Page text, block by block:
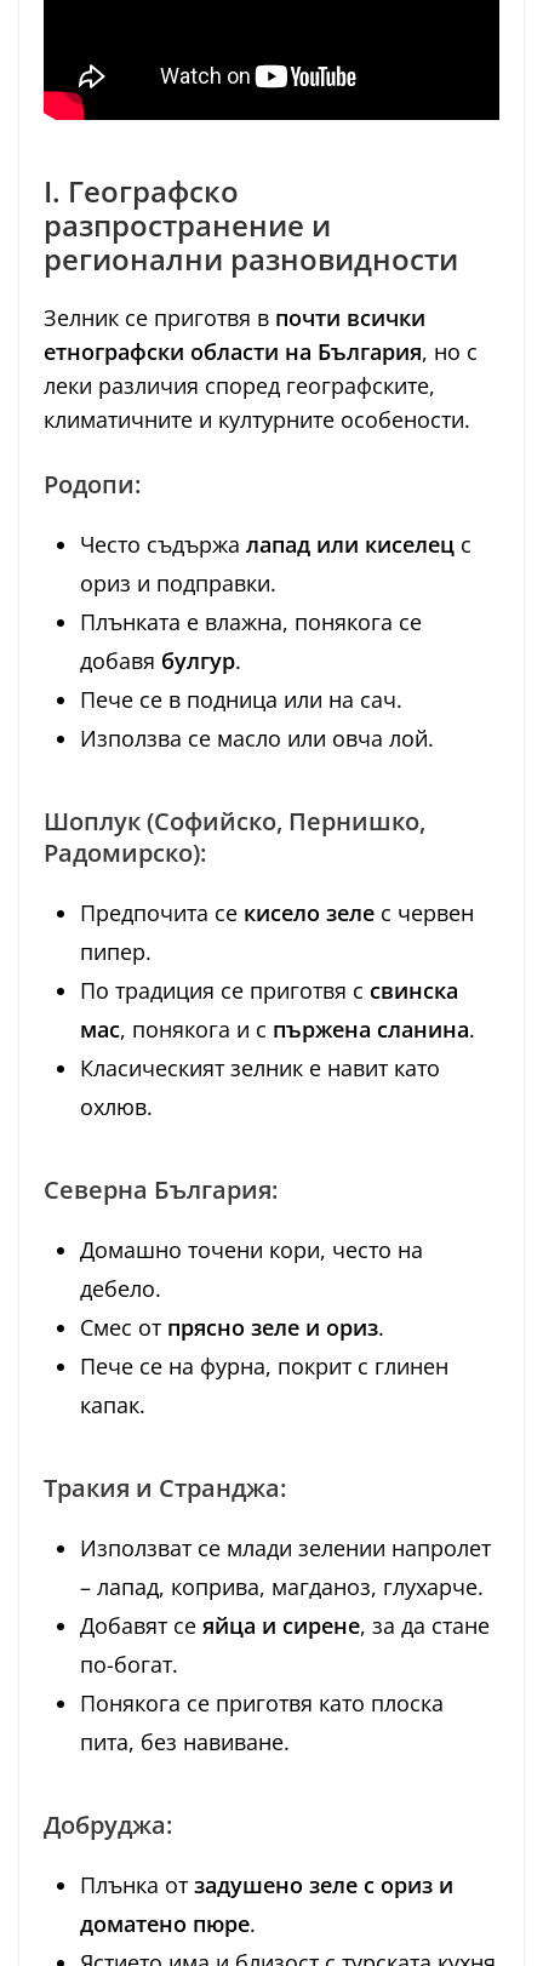
I. Географско
разпространение и
регионални разновидности
Зелник се приготвя в почти всички
етнографски области на България, но с
леки различия според географските,
климатичните и културните особености.
Родопи:
Често съдържа лапад или киселец с
ориз и подправки.
Плънката е влажна, понякога се
добавя булгур.
Пече се в подница или на сач.
Използва се масло или овча лой.
Шоплук (Софийско, Пернишко,
Радомирско):
Предпочита се кисело зеле с червен
пипер.
По традиция се приготвя с свинска
мас, понякога и с пържена сланина.
Класическият зелник е навит като
охлюв.
Северна България:
Домашно точени кори, често на
дебело.
Смес от прясно зеле и ориз.
Пече се на фурна, покрит с глинен
капак.
Тракия и Странджа:
Използват се млади зелении напролет
– лапад, коприва, магданоз, глухарче.
Добавят се яйца и сирене, за да стане
по-богат.
Понякога се приготвя като плоска
пита, без навиване.
Добруджа:
Плънка отзадушено зеле с ориз и
доматено пюре.